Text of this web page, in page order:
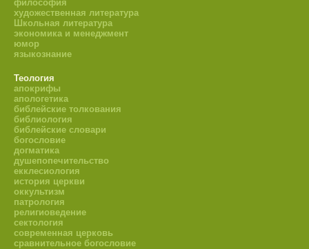
философия
художественная литература
Школьная литература
экономика и менеджмент
юмор
языкознание
Теология
апокрифы
апологетика
библейские толкования
библиология
библейские словари
богословие
догматика
душепопечительство
екклесиология
история церкви
оккультизм
патрология
религиоведение
сектология
современная церковь
сравнительное богословие